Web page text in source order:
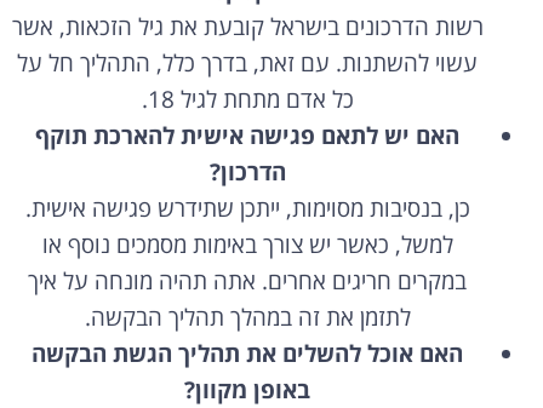
רשות הדרכונים בישראל קובעת את גיל הזכאות, אשר
עשוי להשתנות. עם זאת, בדרך כלל, התהליך חל על
כל אדם מתחת לגיל 18.
האם יש לתאם פגישה אישית להארכת תוקף
הדרכון?
כן, בנסיבות מסוימות, ייתכן שתידרש פגישה אישית.
למשל, כאשר יש צורך באימות מסמכים נוסף או
במקרים חריגים אחרים. אתה תהיה מונחה על איך
לתזמן את זה במהלך תהליך הבקשה.
האם אוכל להשלים את תהליך הגשת הבקשה
באופן מקוון?